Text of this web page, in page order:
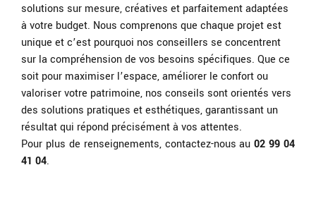
solutions sur mesure, créatives et parfaitement adaptées
à votre budget. Nous comprenons que chaque projet est
unique et c’est pourquoi nos conseillers se concentrent
sur la compréhension de vos besoins spécifiques. Que ce
soit pour maximiser l’espace, améliorer le confort ou
valoriser votre patrimoine, nos conseils sont orientés vers
des solutions pratiques et esthétiques, garantissant un
résultat qui répond précisément à vos attentes.
Pour plus de renseignements, contactez-nous au02 99 04
41 04.